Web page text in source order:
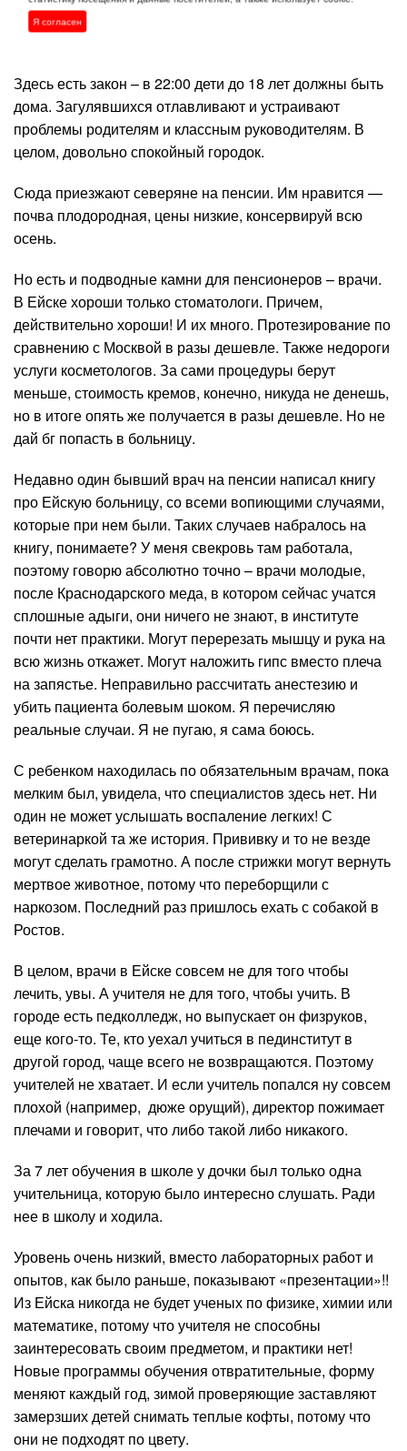
невозможно. В Ейске – только подойди к краю бордюра,
Здесь есть закон – в 22:00 дети до 18 лет должны быть
дома. Загулявшихся отлавливают и устраивают
проблемы родителям и классным руководителям. В
целом, довольно спокойный городок.
Сюда приезжают северяне на пенсии. Им нравится —
почва плодородная, цены низкие, консервируй всю
осень.
Но есть и подводные камни для пенсионеров – врачи.
В Ейске хороши только стоматологи. Причем,
действительно хороши! И их много. Протезирование по
сравнению с Москвой в разы дешевле. Также недороги
услуги косметологов. За сами процедуры берут
меньше, стоимость кремов, конечно, никуда не денешь,
но в итоге опять же получается в разы дешевле. Но не
дай бг попасть в больницу.
Недавно один бывший врач на пенсии написал книгу
про Ейскую больницу, со всеми вопиющими случаями,
которые при нем были. Таких случаев набралось на
книгу, понимаете? У меня свекровь там работала,
поэтому говорю абсолютно точно – врачи молодые,
после Краснодарского меда, в котором сейчас учатся
сплошные адыги, они ничего не знают, в институте
почти нет практики. Могут перерезать мышцу и рука на
всю жизнь откажет. Могут наложить гипс вместо плеча
на запястье. Неправильно рассчитать анестезию и
убить пациента болевым шоком. Я перечисляю
реальные случаи. Я не пугаю, я сама боюсь.
С ребенком находилась по обязательным врачам, пока
мелким был, увидела, что специалистов здесь нет. Ни
один не может услышать воспаление легких! С
ветеринаркой та же история. Прививку и то не везде
могут сделать грамотно. А после стрижки могут вернуть
мертвое животное, потому что переборщили с
наркозом. Последний раз пришлось ехать с собакой в
Ростов.
В целом, врачи в Ейске совсем не для того чтобы
лечить, увы. А учителя не для того, чтобы учить. В
городе есть педколледж, но выпускает он физруков,
еще кого-то. Те, кто уехал учиться в пединститут в
другой город, чаще всего не возвращаются. Поэтому
учителей не хватает. И если учитель попался ну совсем
плохой (например, дюже орущий), директор пожимает
плечами и говорит, что либо такой либо никакого.
За 7 лет обучения в школе у дочки был только одна
учительница, которую было интересно слушать. Ради
нее в школу и ходила.
Уровень очень низкий, вместо лабораторных работ и
опытов, как было раньше, показывают «презентации»!!
Из Ейска никогда не будет ученых по физике, химии или
математике, потому что учителя не способны
заинтересовать своим предметом, и практики нет!
Новые программы обучения отвратительные, форму
меняют каждый год, зимой проверяющие заставляют
замерзших детей снимать теплые кофты, потому что
они не подходят по цвету.
Я согласен